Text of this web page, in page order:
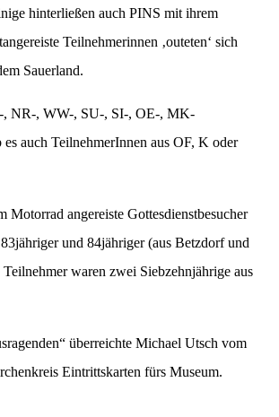
hinterließen auch PINS mit ihrem
Teilnehmerinnen ‚outeten‘ sich
Sauerland.
, NR-, WW-, SU-, SI-, OE-, MK-
auch TeilnehmerInnen aus OF, K oder
Motorrad angereiste Gottesdienstbesucher
und 84jähriger (aus Betzdorf und
waren zwei Siebzehnjährige aus
überreichte Michael Utsch vom
Eintrittskarten fürs Museum.